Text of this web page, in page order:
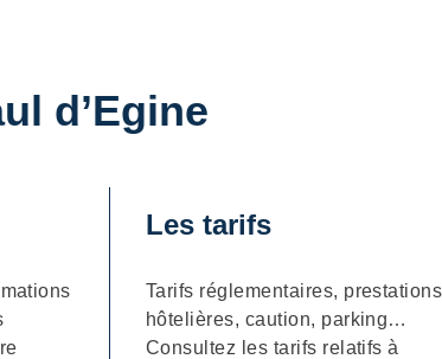
d’Egine
Les tarifs
Tarifs réglementaires, prestations
hôtelières, caution, parking…
Consultez les tarifs relatifs à